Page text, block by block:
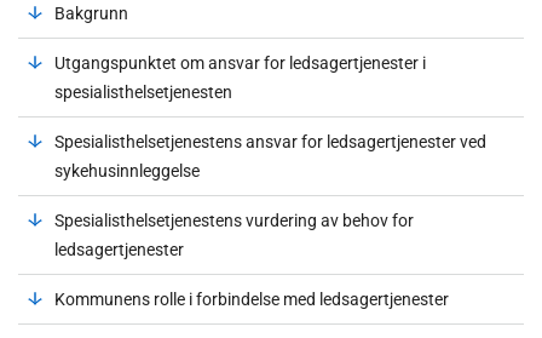
Bakgrunn
Utgangspunktet om ansvar for ledsagertjenester i
spesialisthelsetjenesten
Spesialisthelsetjenestens ansvar for ledsagertjenester ved
sykehusinnleggelse
Spesialisthelsetjenestens vurdering av behov for
ledsagertjenester
Kommunens rolle i forbindelse med ledsagertjenester